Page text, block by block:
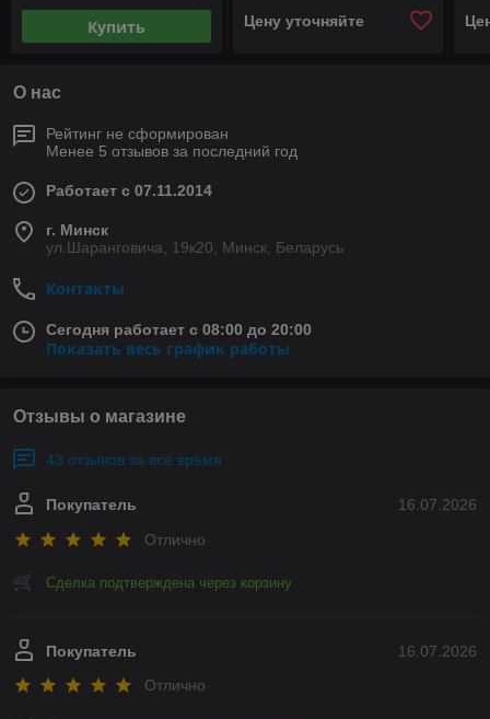
Купить Цену уточняйте
О нас
Рейтинг не сформирован
Менее 5 отзывов за последний год
Работает с 07.11.2014
г. Минск
ул.Шаранговича, 19к20, Минск, Беларусь
Контакты
Сегодня работает с 08:00 до 20:00
Показать весь график работы
Отзывы о магазине
43 отзывов за всё время
16.07.2026
Покупатель
Отлично
Сделка подтверждена через корзину
16.07.2026
Покупатель
Отлично